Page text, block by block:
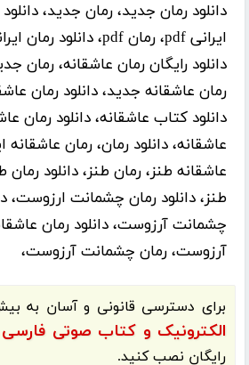
دانلود رایگان رمان عاشقانه، رمان
رمان عاشقانه جدید، دانلود رمان
دانلود کتاب عاشقانه، دانلود رمان
عاشقانه، دانلود رمان، رمان عاشقانه
طنز، دانلود رمان چشمانت ارزوست،
چشمانت آرزوست، دانلود رمان
آرزوست، رمان چشمانت آرزوست،
برای دسترسی قانونی و آسان به
الکترونیک و کتاب صوتی فارسی
رایگان نصب کنید.